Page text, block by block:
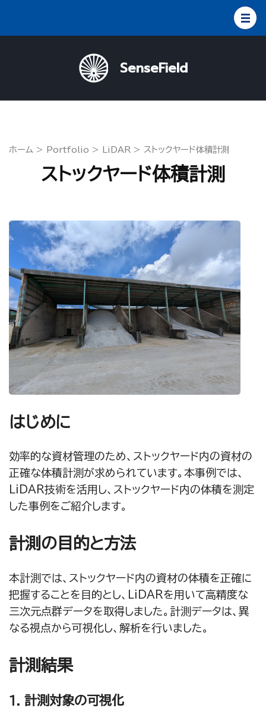
す)
SenseField
ホーム > Portfolio > LiDAR > ストックヤード体積計測
ストックヤード体積計測
はじめに
効率的な資材管理のため、ストックヤード内の資材の
正確な体積計測が求められています。本事例では、
LiDAR技術を活用し、ストックヤード内の体積を測定
した事例をご紹介します。
計測の目的と方法
本計測では、ストックヤード内の資材の体積を正確に
把握することを目的とし、LiDARを用いて高精度な
三次元点群データを取得しました。計測データは、異
なる視点から可視化し、解析を行いました。
計測結果
1. 計測対象の可視化